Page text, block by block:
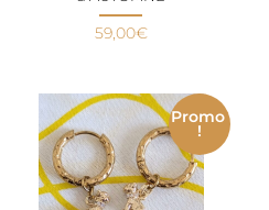
59,00€
Promo
!